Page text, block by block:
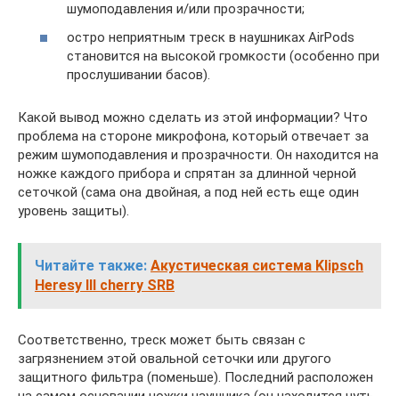
шумоподавления и/или прозрачности;
остро неприятным треск в наушниках AirPods
становится на высокой громкости (особенно при
прослушивании басов).
Какой вывод можно сделать из этой информации? Что
проблема на стороне микрофона, который отвечает за
режим шумоподавления и прозрачности. Он находится на
ножке каждого прибора и спрятан за длинной черной
сеточкой (сама она двойная, а под ней есть еще один
уровень защиты).
Читайте также: Акустическая система Klipsch
Heresy III cherry SRB
Соответственно, треск может быть связан с
загрязнением этой овальной сеточки или другого
защитного фильтра (поменьше). Последний расположен